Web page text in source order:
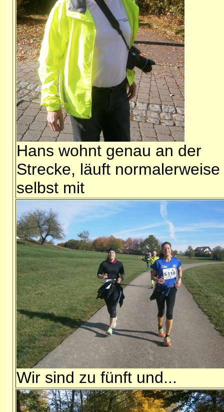
Hans wohnt genau an der
Strecke, läuft normalerweise
selbst mit
Wir sind zu fünft und...